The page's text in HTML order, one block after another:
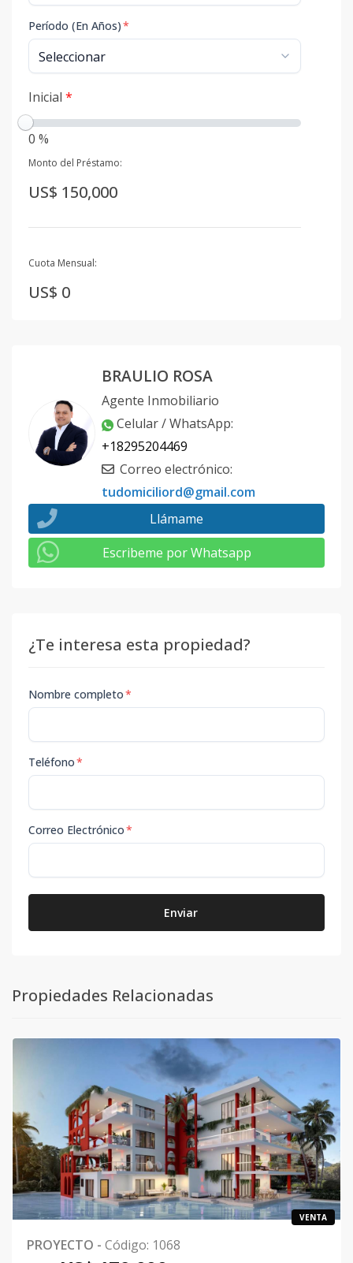
Período (En Años)*
Inicial *
0 %
Monto del Préstamo:
US$ 150,000
Cuota Mensual:
US$ 0
BRAULIO ROSA
Agente Inmobiliario
Celular / WhatsApp:
+18295204469
Correo electrónico:
tudomiciliord@gmail.com
Llámame
Escribeme por Whatsapp
¿Te interesa esta propiedad?
Nombre completo*
Teléfono*
Correo Electrónico*
Enviar
Propiedades Relacionadas
VENTA
PROYECTO - Código: 1068